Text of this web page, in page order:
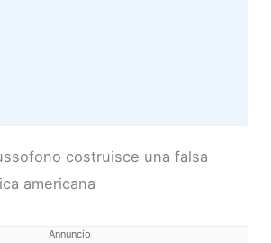
costruisce una falsa
americana
Annuncio